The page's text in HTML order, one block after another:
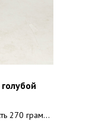
270 грамм,